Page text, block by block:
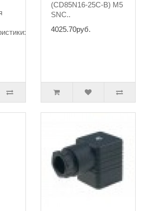
для
(CD85N16-25C-B) M5
SNC..
4025.70руб.